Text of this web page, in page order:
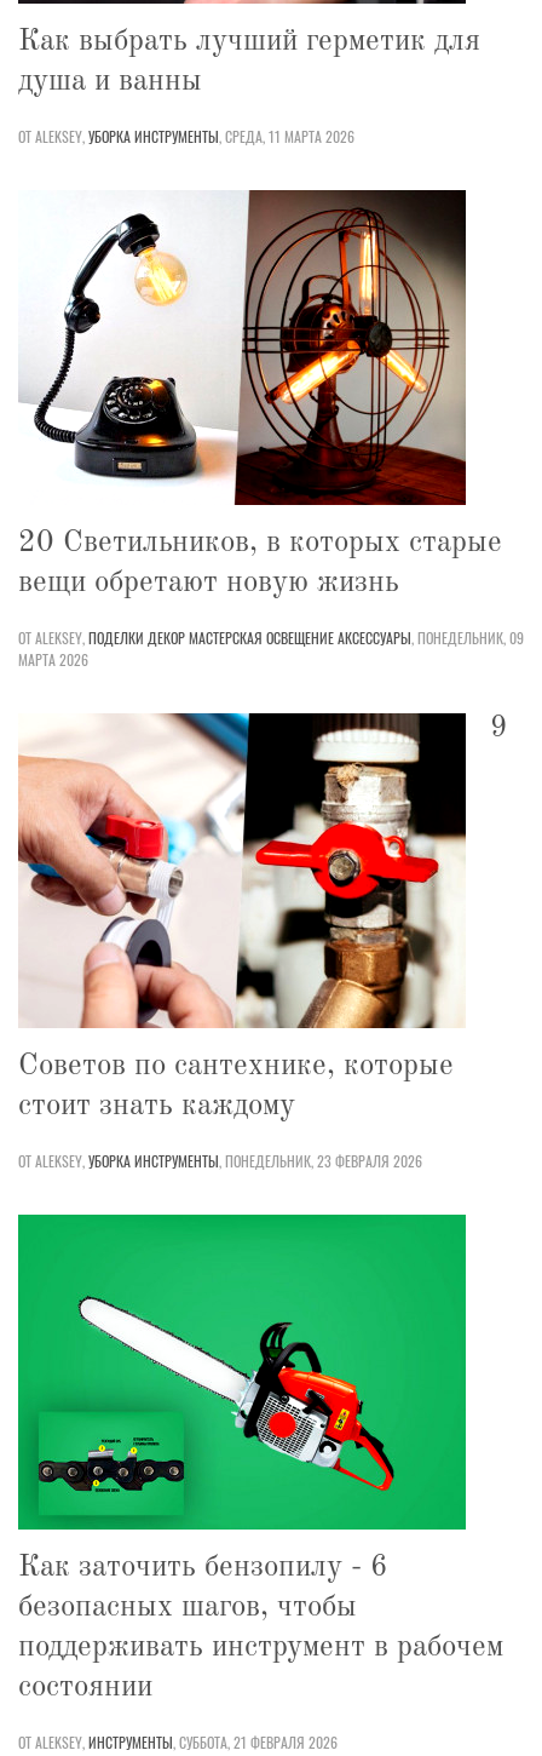
Как выбрать лучший герметик для
душа и ванны
ОТ ALEKSEY,УБОРКАИНСТРУМЕНТЫ,СРЕДА, 11 МАРТА 2026
20 Светильников, в которых старые
вещи обретают новую жизнь
ОТ ALEKSEY,ПОДЕЛКИ ДЕКОРМАСТЕРСКАЯ ОСВЕЩЕНИЕАКСЕССУАРЫ,ПОНЕДЕЛЬНИК, 09
МАРТА 2026
9
Советов по сантехнике, которые
стоит знать каждому
ОТ ALEKSEY,УБОРКАИНСТРУМЕНТЫ,ПОНЕДЕЛЬНИК, 23 ФЕВРАЛЯ 2026
Как заточить бензопилу - 6
безопасных шагов, чтобы
поддерживать инструмент в рабочем
состоянии
ОТ ALEKSEY,ИНСТРУМЕНТЫ,СУББОТА, 21 ФЕВРАЛЯ 2026